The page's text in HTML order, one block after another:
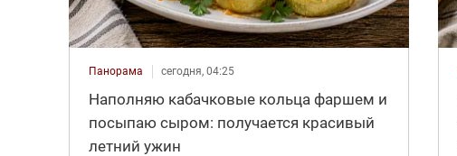
Панорама сегодня, 04:25
Наполняю кабачковые кольца фаршем и
посыпаю сыром: получается красивый
летний ужин